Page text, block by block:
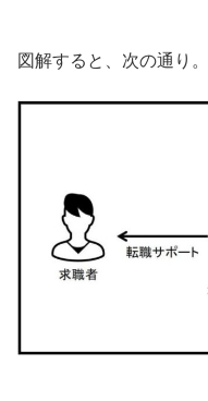
図解すると、次の通り。